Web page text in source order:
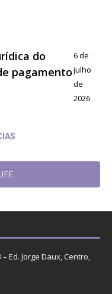
do
pagamento
6 de
julho
de
2026
Ed. Jorge Daux, Centro,